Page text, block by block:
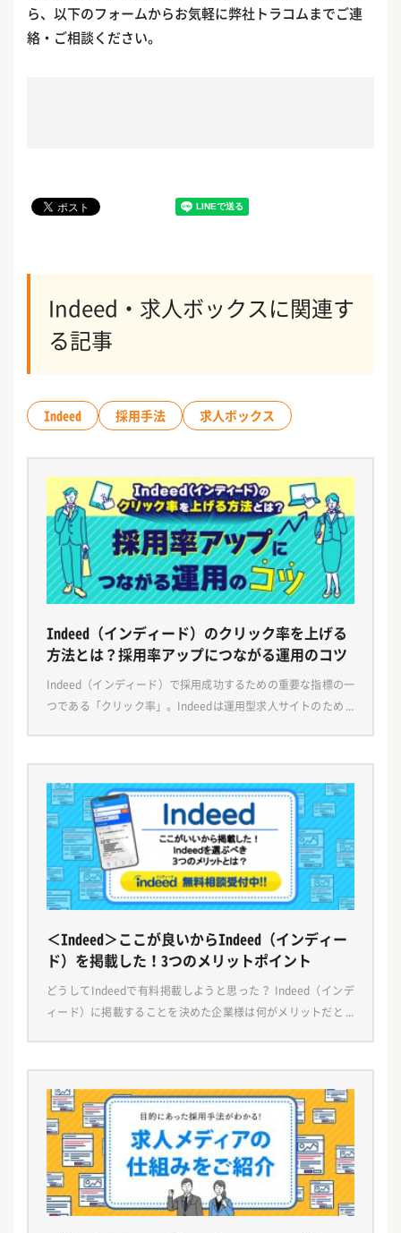
ら、以下のフォームからお気軽に弊社トラコムまでご連
絡・ご相談ください。
Indeed・求人ボックスに関連す
る記事
Indeed 採用手法 求人ボックス
Indeed（インディード）のクリック率を上げる
方法とは？採用率アップにつながる運用のコツ
Indeed（インディード）で採用成功するための重要な指標の一
つである「クリック率」。Indeedは運用型求人サイトのため、
＜Indeed＞ここが良いからIndeed（インディー
ド）を掲載した！3つのメリットポイント
どうしてIndeedで有料掲載しようと思った？ Indeed（インデ
ィード）に掲載することを決めた企業様は何がメリットだと感